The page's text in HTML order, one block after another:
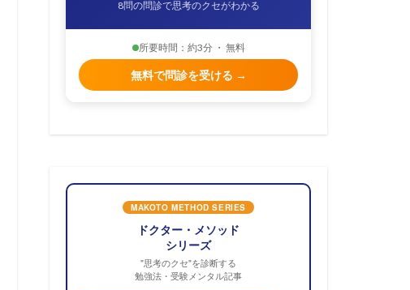
8問の問診で思考のクセがわかる
所要時間：約3分 ・ 無料
無料で問診を受ける →
MAKOTO METHOD SERIES
ドクター・メソッド
シリーズ
"思考のクセ"を診断する
勉強法・受験メンタル記事